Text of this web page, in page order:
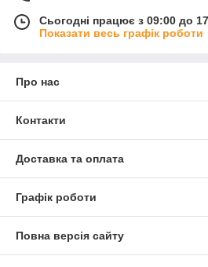
Сьогодні працює з 09:00 до
Показати весь графік роботи
Про нас
Контакти
Доставка та оплата
Графік роботи
Повна версія сайту